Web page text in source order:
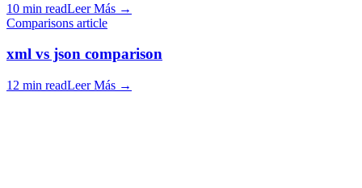
10 min readLeer Más →
Comparisons article
xml vs json comparison
12 min readLeer Más →